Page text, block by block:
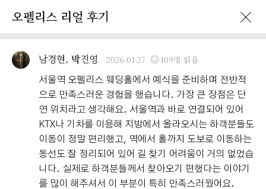
오펠리스 리얼 후기
남경현, 박진영 2026-01-27 109명 읽음
서울역 오펠리스 웨딩홀에서 예식을 준비하며 전반적
으로 만족스러운 경험을 했습니다. 가장 큰 장점은 단
연 위치라고 생각해요. 서울역과 바로 연결되어 있어
KTX나 기차를 이용해 지방에서 올라오시는 하객분들도
이동이 정말 편리했고, 역에서 홀까지 도보로 이동하는
동선도 잘 정리되어 있어 길 찾기 어려움이 거의 없었습
니다. 실제로 하객분들께서 찾아오기 편했다는 이야기
를 많이 해주셔서 이 부분이 특히 만족스러웠어요.